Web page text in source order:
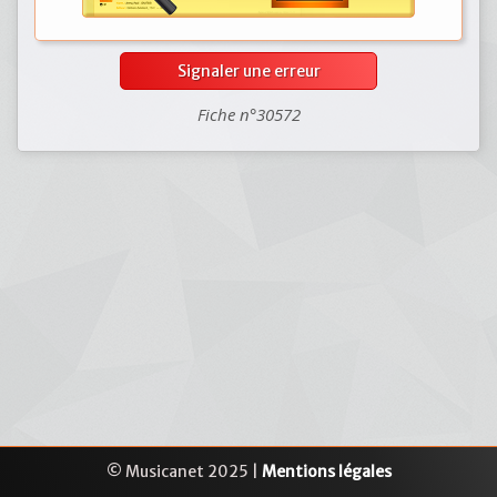
Signaler une erreur
Fiche n°30572
© Musicanet 2025 | Mentions légales